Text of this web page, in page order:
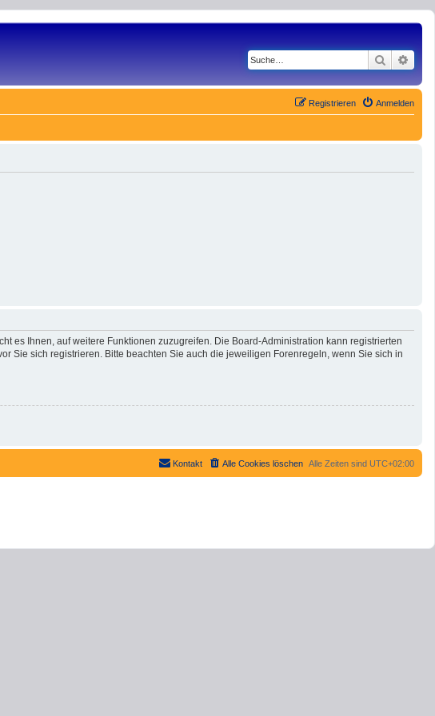
Suche
Anmelden
Registrieren
es Ihnen, auf weitere Funktionen zuzugreifen. Die Board-Administration kann registrierten
Sie sich registrieren. Bitte beachten Sie auch die jeweiligen Forenregeln, wenn Sie sich in
Alle Zeiten sind UTC+02:00
Alle Cookies löschen
Kontakt